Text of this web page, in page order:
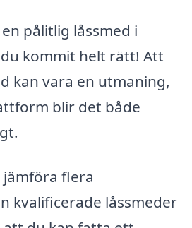
pålitlig låssmed i
du kommit helt rätt! Att
kan vara en utmaning,
blir det både
flera
kvalificerade låssmeder